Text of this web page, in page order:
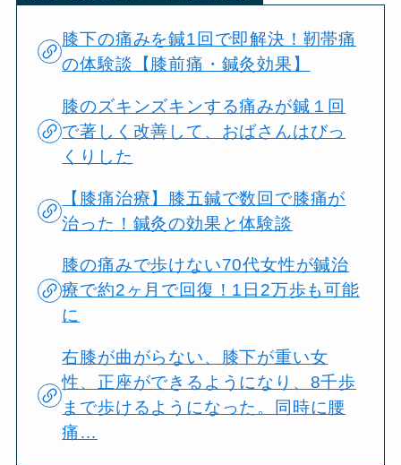
膝下の痛みを鍼1回で即解決！靭帯痛
の体験談【膝前痛・鍼灸効果】
膝のズキンズキンする痛みが鍼１回
で著しく改善して、おばさんはびっ
くりした
【膝痛治療】膝五鍼で数回で膝痛が
治った！鍼灸の効果と体験談
膝の痛みで歩けない70代女性が鍼治
療で約2ヶ月で回復！1日2万歩も可能
に
右膝が曲がらない、膝下が重い女
性、正座ができるようになり、8千歩
まで歩けるようになった。同時に腰
痛…